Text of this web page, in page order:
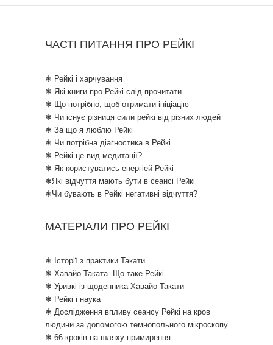
ЧАСТІ ПИТАННЯ ПРО РЕЙКІ
❃ Рейкі і харчування
❃ Які книги про Рейкі слід прочитати
❃ Що потрібно, щоб отримати ініціацію
❃ Чи існує різниця сили рейкі від різних людей
❃ За що я люблю Рейкі
❃ Чи потрібна діагностика в Рейкі
❃ Рейкі це вид медитації?
❃ Як користуватись енергіей Рейкі
❃Які відчуття мають бути в сеансі Рейкі
❃Чи бувають в Рейкі негативні відчуття?
МАТЕРІАЛИ ПРО РЕЙКІ
❃ Історії з практики Такати
❃ Хавайо Таката. Що таке Рейкі
❃ Уривкі із щоденника Хавайо Такати
❃ Рейкі і наука
❃ Дослідження впливу сеансу Рейкі на кров
людини за допомогою темнопольного мікроскопу
❃ 66 кроків на шляху примирення